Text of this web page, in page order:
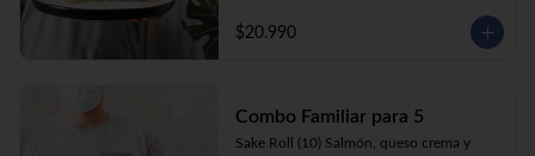
y palta envuelta en sésamo o ciboulette.
Gyosas a elección (5u) + Bebida 1.5lt a
**Imagen Referencial**
$20.990
Combo Familiar para 5
Sake Roll (10) Salmón, queso crema y